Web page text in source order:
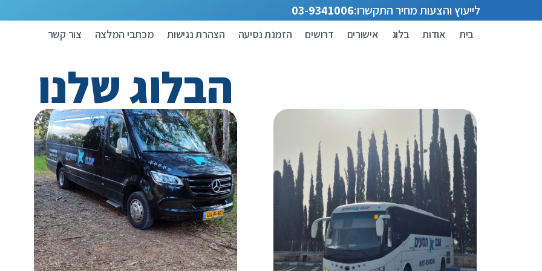
לייעוץ והצעות מחיר התקשרו:03-9341006
בית אודות בלוג אישורים דרושים הזמנת נסיעה הצהרת נגישות מכתבי המלצה צור קשר
הבלוג שלנו